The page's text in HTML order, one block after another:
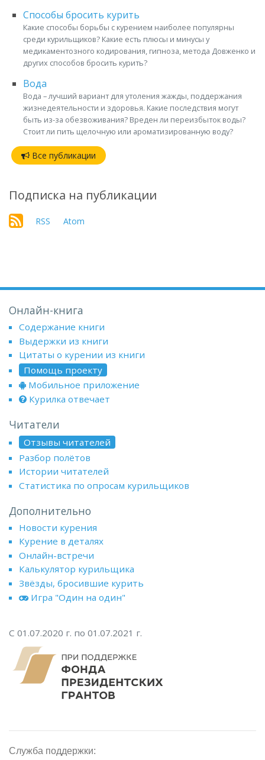
Способы бросить курить
Какие способы борьбы с курением наиболее популярны
среди курильщиков? Какие есть плюсы и минусы у
медикаментозного кодирования, гипноза, метода Довженко и
других способов бросить курить?
Вода
Вода – лучший вариант для утоления жажды, поддержания
жизнедеятельности и здоровья. Какие последствия могут
быть из-за обезвоживания? Вреден ли переизбыток воды?
Стоит ли пить щелочную или ароматизированную воду?
Все публикации
Подписка на публикации
RSS Atom
Онлайн-книга
Содержание книги
Выдержки из книги
Цитаты о курении из книги
Помощь проекту
Мобильное приложение
Курилка отвечает
Читатели
Отзывы читателей
Разбор полётов
Истории читателей
Статистика по опросам курильщиков
Дополнительно
Новости курения
Курение в деталях
Онлайн-встречи
Калькулятор курильщика
Звёзды, бросившие курить
Игра "Один на один"
С 01.07.2020 г. по 01.07.2021 г.
Служба поддержки: